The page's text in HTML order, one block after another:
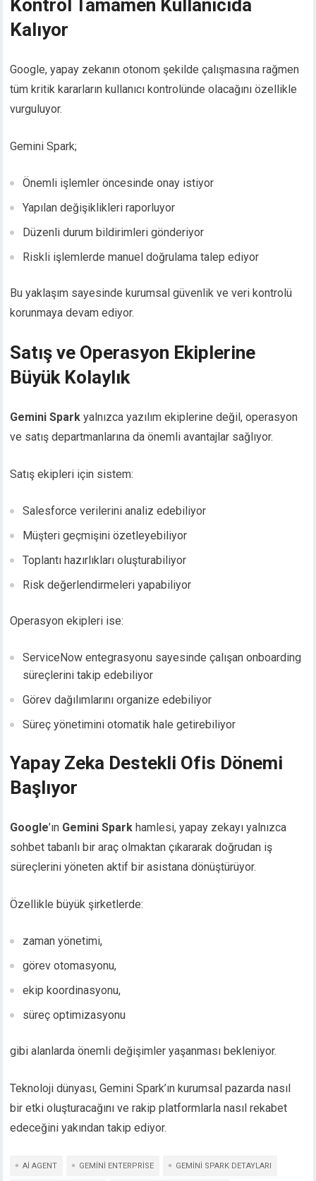
Kontrol Tamamen Kullanıcıda
Kalıyor
Google, yapay zekanın otonom şekilde çalışmasına rağmen
tüm kritik kararların kullanıcı kontrolünde olacağını özellikle
vurguluyor.
Gemini Spark;
Önemli işlemler öncesinde onay istiyor
Yapılan değişiklikleri raporluyor
Düzenli durum bildirimleri gönderiyor
Riskli işlemlerde manuel doğrulama talep ediyor
Bu yaklaşım sayesinde kurumsal güvenlik ve veri kontrolü
korunmaya devam ediyor.
Satış ve Operasyon Ekiplerine
Büyük Kolaylık
Gemini Spark yalnızca yazılım ekiplerine değil, operasyon
ve satış departmanlarına da önemli avantajlar sağlıyor.
Satış ekipleri için sistem:
Salesforce verilerini analiz edebiliyor
Müşteri geçmişini özetleyebiliyor
Toplantı hazırlıkları oluşturabiliyor
Risk değerlendirmeleri yapabiliyor
Operasyon ekipleri ise:
ServiceNow entegrasyonu sayesinde çalışan onboarding
süreçlerini takip edebiliyor
Görev dağılımlarını organize edebiliyor
Süreç yönetimini otomatik hale getirebiliyor
Yapay Zeka Destekli Ofis Dönemi
Başlıyor
Google’ın Gemini Spark hamlesi, yapay zekayı yalnızca
sohbet tabanlı bir araç olmaktan çıkararak doğrudan iş
süreçlerini yöneten aktif bir asistana dönüştürüyor.
Özellikle büyük şirketlerde:
zaman yönetimi,
görev otomasyonu,
ekip koordinasyonu,
süreç optimizasyonu
gibi alanlarda önemli değişimler yaşanması bekleniyor.
Teknoloji dünyası, Gemini Spark’ın kurumsal pazarda nasıl
bir etki oluşturacağını ve rakip platformlarla nasıl rekabet
edeceğini yakından takip ediyor.
AI AGENT GEMINI ENTERPRISE GEMINI SPARK DETAYLARI